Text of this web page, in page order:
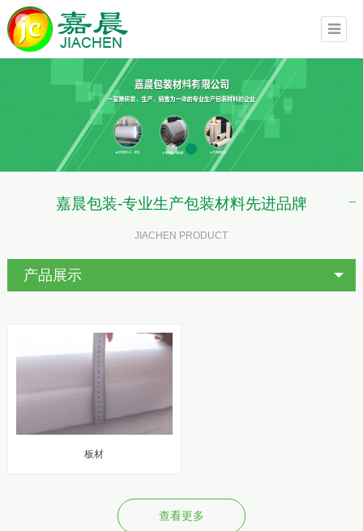
嘉晨包装-专业生产包装材料先进品牌
JIACHEN PRODUCT
产品展示
板材
查看更多